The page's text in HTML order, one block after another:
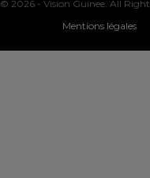
© 2026 - Vision Guinee. All
Mentions légales